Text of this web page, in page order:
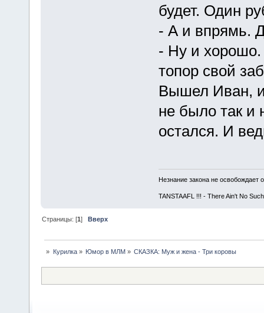
будет. Один
- А и впрямь.
- Ну и хорошо.
топор свой
Вышел Иван, и
не было так и
остался. И
Незнание закона не освобождает
TANSTAAFL !!! - There Ain't No
Страницы: [1] Вверх
» Курилка» Юмор в МЛМ » СКАЗКА: Муж и жена - Три коровы